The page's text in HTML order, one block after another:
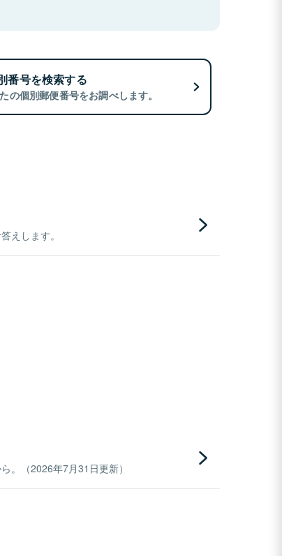
番号を検索する
の個別郵便番号をお調べします。
えします。
。（2026年7月31日更新）